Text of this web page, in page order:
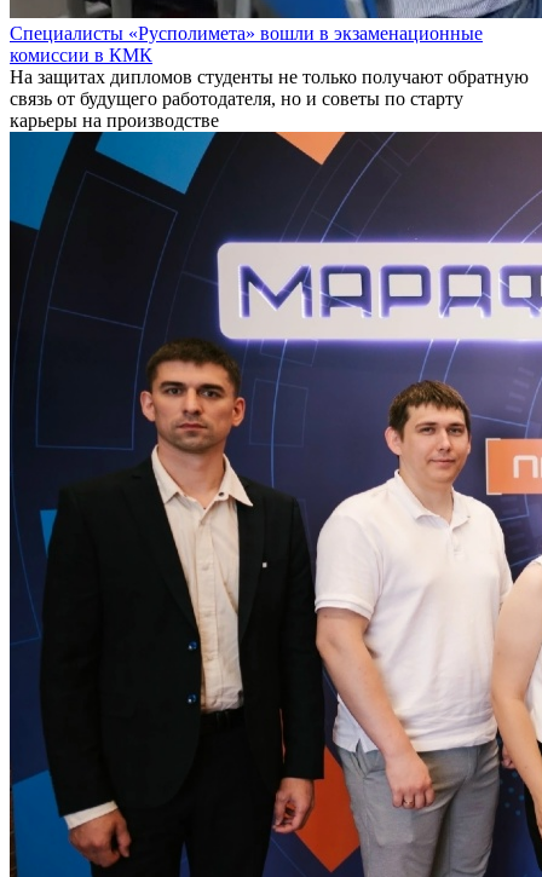
Специалисты «Русполимета» вошли в экзаменационные
комиссии в КМК
На защитах дипломов студенты не только получают обратную
связь от будущего работодателя, но и советы по старту
карьеры на производстве